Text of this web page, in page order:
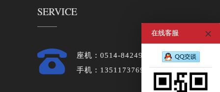
SERVICE
座机：0514-84249848
手机：13511737696
在线客服